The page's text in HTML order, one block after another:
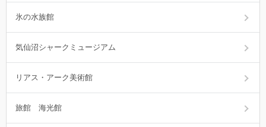
氷の水族館
気仙沼シャークミュージアム
リアス・アーク美術館
旅館 海光館